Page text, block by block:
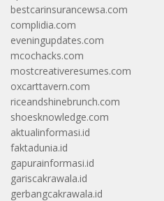
bestcarinsurancewsa.com
complidia.com
eveningupdates.com
mcochacks.com
mostcreativeresumes.com
oxcarttavern.com
riceandshinebrunch.com
shoesknowledge.com
aktualinformasi.id
faktadunia.id
gapurainformasi.id
gariscakrawala.id
gerbangcakrawala.id